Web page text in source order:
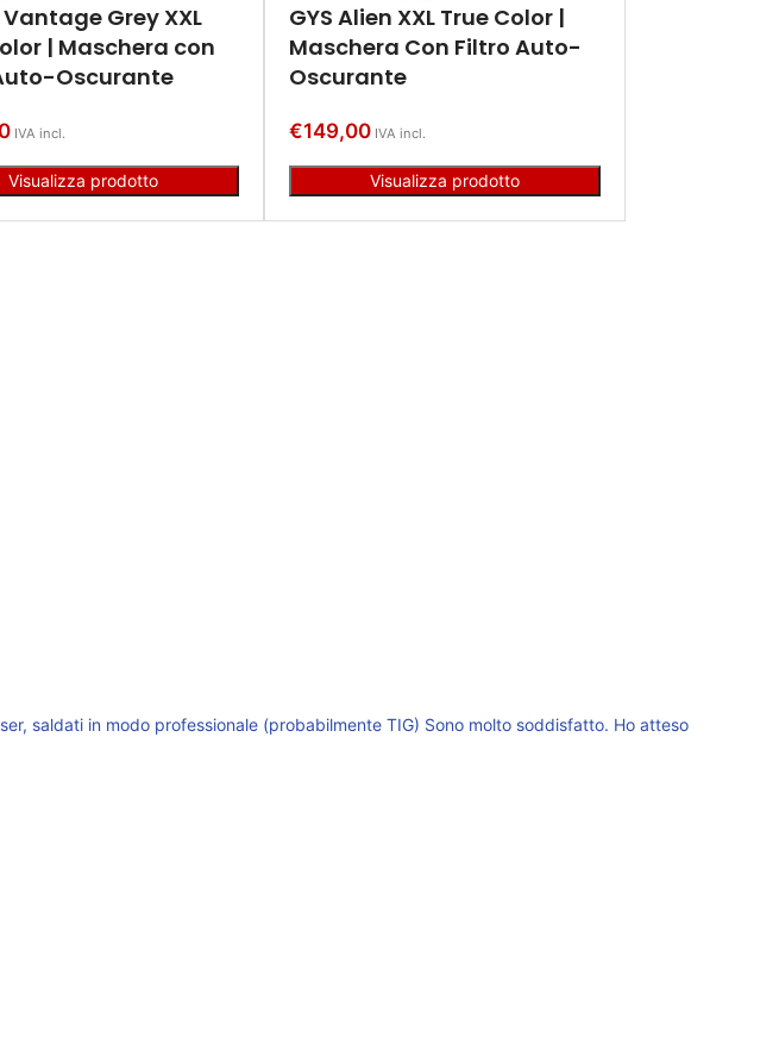
Grey XXL
| Maschera con
Oscurante
IVA incl.
Visualizza prodotto
GYS Alien XXL True Color |
Maschera Con Filtro Auto-
Oscurante
€149,00 IVA incl.
Visualizza prodotto
saldati in modo professionale (probabilmente TIG) Sono molto soddisfatto. Ho atteso